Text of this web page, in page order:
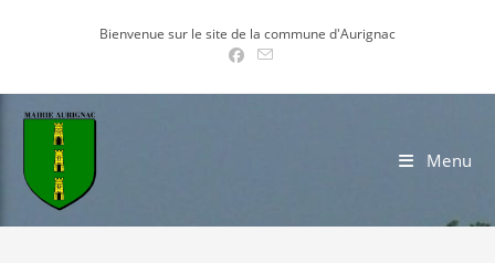
Bienvenue sur le site de la commune d'Aurignac
Menu